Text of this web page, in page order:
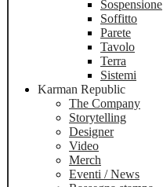
Sospensione
Soffitto
Parete
Tavolo
Terra
Sistemi
Karman Republic
The Company
Storytelling
Designer
Video
Merch
Eventi / News